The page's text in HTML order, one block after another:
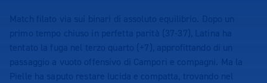
Pielle ha saputo restare lucida e compatta, trovando nel